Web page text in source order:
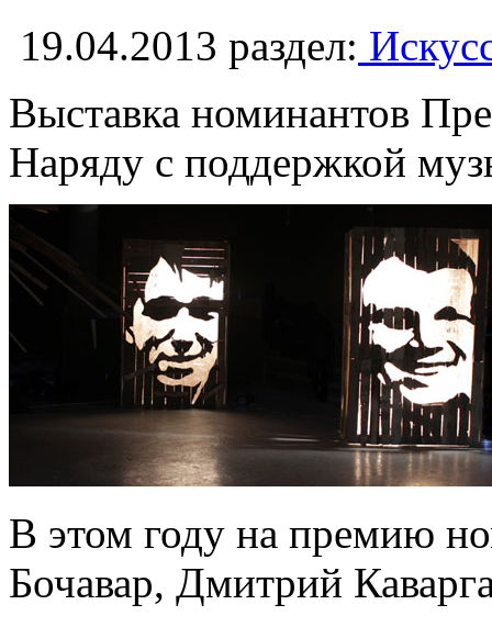
19.04.2013 раздел:
Выставка номинантов
Наряду с поддержкой
В этом году на премию
Бочавар, Дмитрий